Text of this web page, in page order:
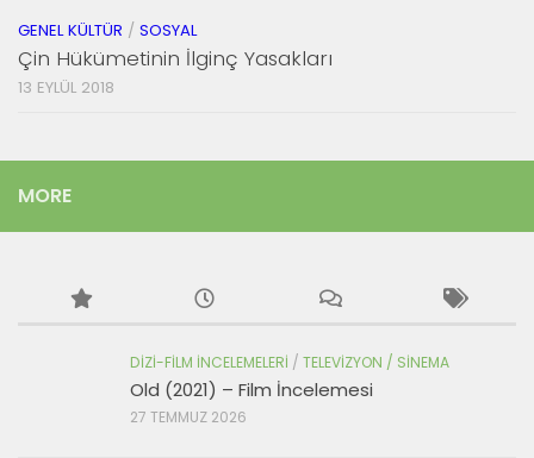
GENEL KÜLTÜR / SOSYAL
Çin Hükümetinin İlginç Yasakları
13 EYLÜL 2018
MORE
DIZI-FILM İNCELEMELERI / TELEVIZYON / SINEMA
Old (2021) – Film İncelemesi
27 TEMMUZ 2026